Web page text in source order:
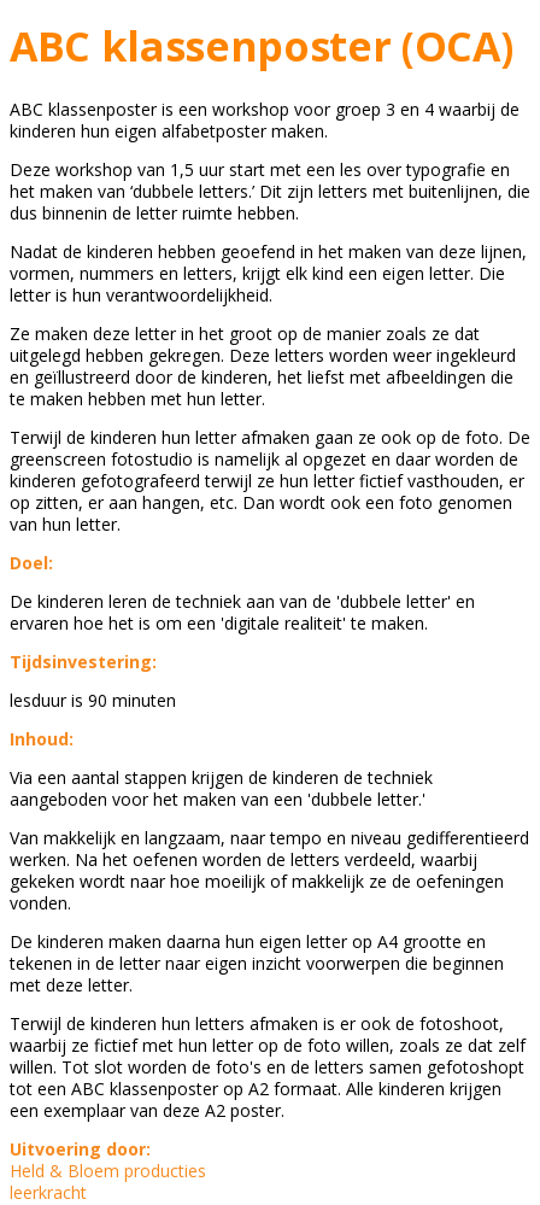
ABC klassenposter (OCA)
ABC klassenposter is een workshop voor groep 3 en 4 waarbij de
kinderen hun eigen alfabetposter maken.
Deze workshop van 1,5 uur start met een les over typografie en
het maken van ‘dubbele letters.’ Dit zijn letters met buitenlijnen, die
dus binnenin de letter ruimte hebben.
Nadat de kinderen hebben geoefend in het maken van deze lijnen,
vormen, nummers en letters, krijgt elk kind een eigen letter. Die
letter is hun verantwoordelijkheid.
Ze maken deze letter in het groot op de manier zoals ze dat
uitgelegd hebben gekregen. Deze letters worden weer ingekleurd
en geïllustreerd door de kinderen, het liefst met afbeeldingen die
te maken hebben met hun letter.
Terwijl de kinderen hun letter afmaken gaan ze ook op de foto. De
greenscreen fotostudio is namelijk al opgezet en daar worden de
kinderen gefotografeerd terwijl ze hun letter fictief vasthouden, er
op zitten, er aan hangen, etc. Dan wordt ook een foto genomen
van hun letter.
Doel:
De kinderen leren de techniek aan van de 'dubbele letter' en
ervaren hoe het is om een 'digitale realiteit' te maken.
Tijdsinvestering:
lesduur is 90 minuten
Inhoud:
Via een aantal stappen krijgen de kinderen de techniek
aangeboden voor het maken van een 'dubbele letter.'
Van makkelijk en langzaam, naar tempo en niveau gedifferentieerd
werken. Na het oefenen worden de letters verdeeld, waarbij
gekeken wordt naar hoe moeilijk of makkelijk ze de oefeningen
vonden.
De kinderen maken daarna hun eigen letter op A4 grootte en
tekenen in de letter naar eigen inzicht voorwerpen die beginnen
met deze letter.
Terwijl de kinderen hun letters afmaken is er ook de fotoshoot,
waarbij ze fictief met hun letter op de foto willen, zoals ze dat zelf
willen. Tot slot worden de foto's en de letters samen gefotoshopt
tot een ABC klassenposter op A2 formaat. Alle kinderen krijgen
een exemplaar van deze A2 poster.
Uitvoering door:
Held & Bloem producties
leerkracht